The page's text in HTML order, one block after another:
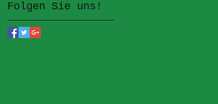
Folgen Sie uns!